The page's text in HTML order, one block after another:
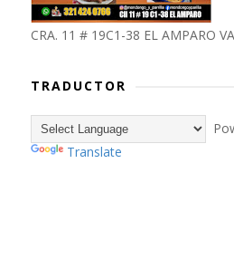
CRA. 11 # 19C1-38 EL AMPARO
TRADUCTOR
Translate